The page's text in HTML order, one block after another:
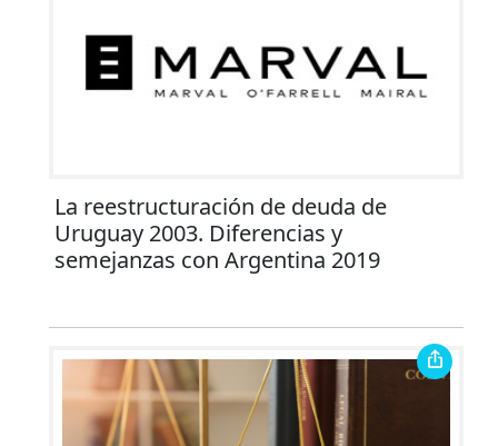
La reestructuración de deuda de
Uruguay 2003. Diferencias y
semejanzas con Argentina 2019